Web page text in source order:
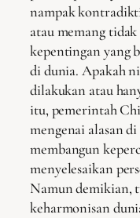
nampak
atau memang
kepentingan yang
di dunia. Apakah
dilakukan atau
itu, pemerintah
mengenai alasan
membangun
menyelesaikan
Namun demikian,
keharmonisan